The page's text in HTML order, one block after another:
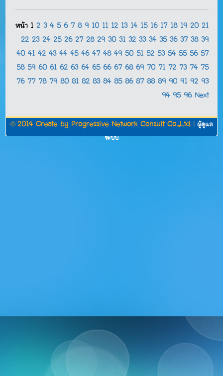
หน้า 1 2 3 4 5 6 7 8 9 10 11 12 13 14 15 16 17 18 19 20 21
22 23 24 25 26 27 28 29 30 31 32 33 34 35 36 37 38 39
40 41 42 43 44 45 46 47 48 49 50 51 52 53 54 55 56 57
58 59 60 61 62 63 64 65 66 67 68 69 70 71 72 73 74 75
76 77 78 79 80 81 82 83 84 85 86 87 88 89 90 91 92 93
94 95 96 Next
© 2014 Create by Progressive Network Consult Co.,Ltd. ผู้ดูแล
ระบบ